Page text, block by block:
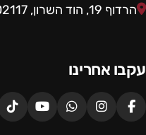
הרדוף 19, הוד השרון, 4502117, ישראל
עקבו אחרינו